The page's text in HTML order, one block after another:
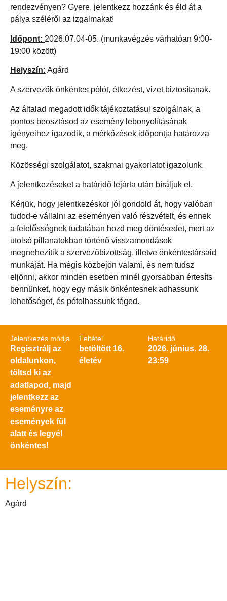
rendezvényen? Gyere, jelentkezz hozzánk és éld át a
pálya széléről az izgalmakat!
Időpont: 2026.07.04-05. (munkavégzés várhatóan 9:00-
19:00 között)
Helyszín: Agárd
A szervezők önkéntes pólót, étkezést, vizet biztosítanak.
Az általad megadott idők tájékoztatásul szolgálnak, a
pontos beosztásod az esemény lebonyolításának
igényeihez igazodik, a mérkőzések időpontja határozza
meg.
Közösségi szolgálatot, szakmai gyakorlatot igazolunk.
A jelentkezéseket a határidő lejárta után bíráljuk el.
Kérjük, hogy jelentkezéskor jól gondold át, hogy valóban
tudod-e vállalni az eseményen való részvételt, és ennek
a felelősségnek tudatában hozd meg döntésedet, mert az
utolsó pillanatokban történő visszamondások
megnehezítik a szervezőbizottság, illetve önkéntestársaid
munkáját. Ha mégis közbejön valami, és nem tudsz
eljönni, akkor minden esetben minél gyorsabban értesíts
bennünket, hogy egy másik önkéntesnek adhassunk
lehetőséget, és pótolhassunk téged.
Jelentkezés módja
Regisztrálj az
oldalunkon,
töltsd ki az
adatlapod, majd
jelentkezz az
eseményre az
események fül
alatt és legyél
önkéntes!
Feltétel
betöltött 16.
életév
Határidő
2026. június. 28.
23:59
Helyszín:
Agárd